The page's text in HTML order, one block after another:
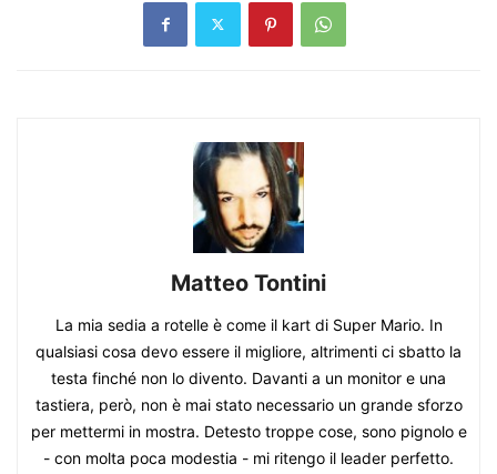
Matteo Tontini
La mia sedia a rotelle è come il kart di Super Mario. In
qualsiasi cosa devo essere il migliore, altrimenti ci sbatto la
testa finché non lo divento. Davanti a un monitor e una
tastiera, però, non è mai stato necessario un grande sforzo
per mettermi in mostra. Detesto troppe cose, sono pignolo e
- con molta poca modestia - mi ritengo il leader perfetto.